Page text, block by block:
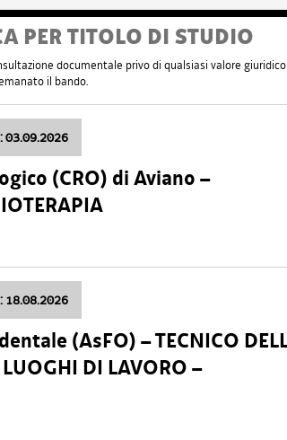
PER TITOLO DI STUDIO
documentale privo di qualsiasi valore
il bando.
03.09.2026
(CRO) di Aviano –
18.08.2026
(AsFO) – TECNICO
DI LAVORO –